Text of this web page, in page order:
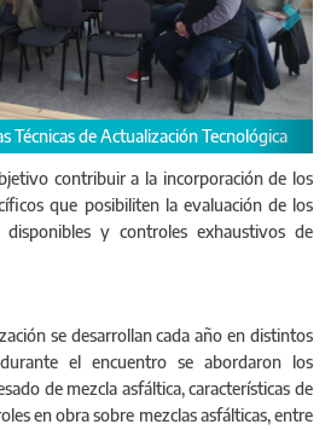
Tecnológica
Estas jornadas de
distintos Departamentos
contribuir a la incorporación de los
que posibiliten la evaluación de los
disponibles y controles exhaustivos de
se desarrollan cada año en distintos
el encuentro se abordaron los
de mezcla asfáltica, características de
en obra sobre mezclas asfálticas, entre